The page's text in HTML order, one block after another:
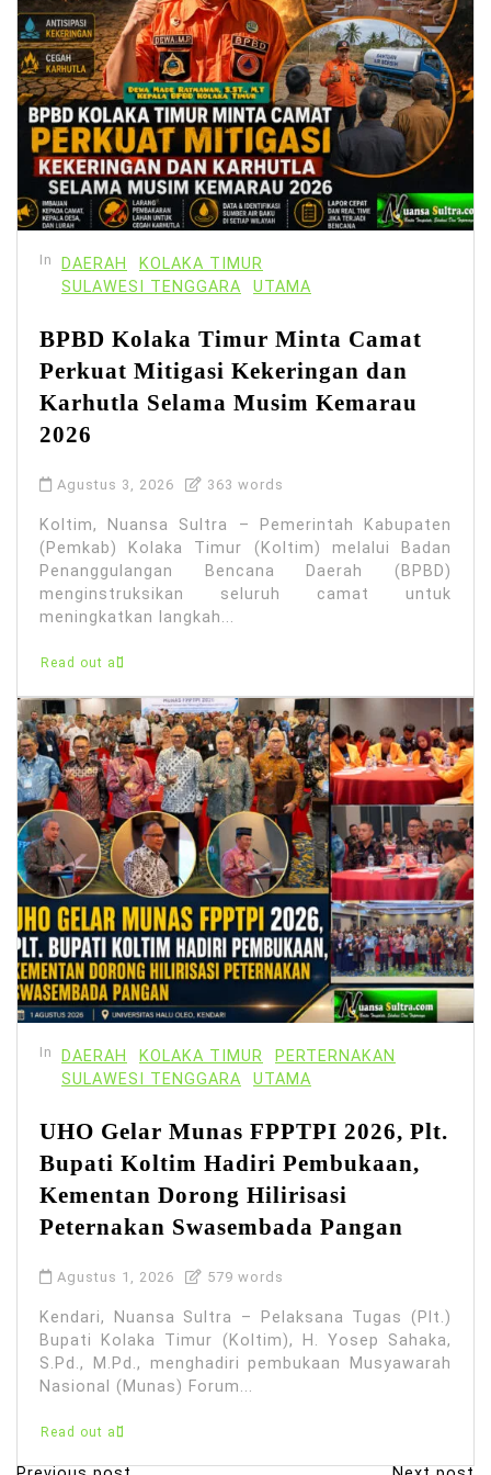
In DAERAH
KOLAKA TIMUR
SULAWESI TENGGARA
UTAMA
BPBD Kolaka Timur Minta Camat
Perkuat Mitigasi Kekeringan dan
Karhutla Selama Musim Kemarau
2026
Agustus 3, 2026 363 words
Koltim, Nuansa Sultra – Pemerintah Kabupaten
(Pemkab) Kolaka Timur (Koltim) melalui Badan
Penanggulangan Bencana Daerah (BPBD)
menginstruksikan seluruh camat untuk
meningkatkan langkah...
Read out all
In DAERAH KOLAKA TIMUR
PERTERNAKAN
SULAWESI TENGGARA
UTAMA
UHO Gelar Munas FPPTPI 2026, Plt.
Bupati Koltim Hadiri Pembukaan,
Kementan Dorong Hilirisasi
Peternakan Swasembada Pangan
Agustus 1, 2026 579 words
Kendari, Nuansa Sultra – Pelaksana Tugas (Plt.)
Bupati Kolaka Timur (Koltim), H. Yosep Sahaka,
S.Pd., M.Pd., menghadiri pembukaan Musyawarah
Nasional (Munas) Forum...
Read out all